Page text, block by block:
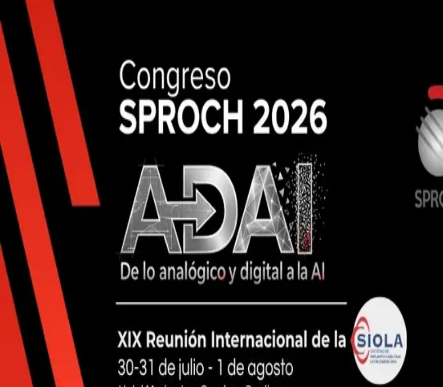
Inicio Nosotros Noticias Cursos y CongresosPacientes Contacto
Hazte socio
Inscríbete
Inicio Nosotros NoticiasCursos y Congresos PacientesContacto
Hazte socio Inscríbete
+56 2 2334 8332
soc.protesis@gmail.com
Agenda académica ·
2026
Cursos & congresos
Instancias formativas y científicas, presenciales y virtuales. Pensadas para especialistas, residentes y estudiantes que buscan mantenerse a la
02
Total publicados
Congresos
01
Cursos y talleres
CL
Sede principal
Próximo destacado
No te lo pierdas
Ver toda la agenda
CONGRESO
Destacado